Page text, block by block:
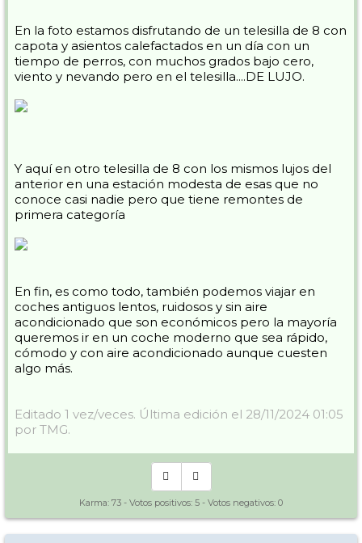
En la foto estamos disfrutando de un telesilla de 8 con
capota y asientos calefactados en un día con un
tiempo de perros, con muchos grados bajo cero,
viento y nevando pero en el telesilla....DE LUJO.
Y aquí en otro telesilla de 8 con los mismos lujos del
anterior en una estación modesta de esas que no
conoce casi nadie pero que tiene remontes de
primera categoría
En fin, es como todo, también podemos viajar en
coches antiguos lentos, ruidosos y sin aire
acondicionado que son económicos pero la mayoría
queremos ir en un coche moderno que sea rápido,
cómodo y con aire acondicionado aunque cuesten
algo más.
Editado 1 vez/veces. Última edición el 28/11/2024 01:05
por TMG.
Karma: 73 - Votos positivos: 5 - Votos negativos: 0